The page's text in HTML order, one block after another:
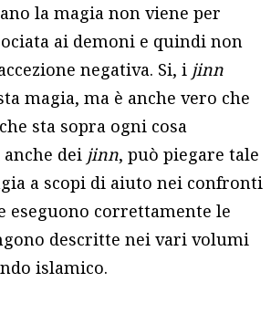
la magia non viene per
ai demoni e quindi non
negativa. Si, i jinn
magia, ma è anche vero che
sta sopra ogni cosa
dei jinn, può piegare tale
a scopi di aiuto nei confronti
eseguono correttamente le
descritte nei vari volumi
islamico.